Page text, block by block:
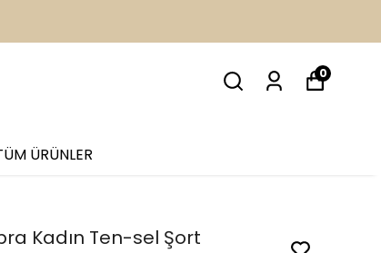
ÜRÜNLER
0
Kadın Ten-sel Şort